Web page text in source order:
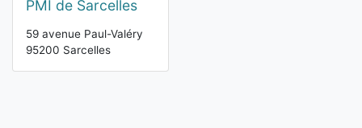
PMI de Sarcelles
59 avenue Paul-Valéry
95200 Sarcelles